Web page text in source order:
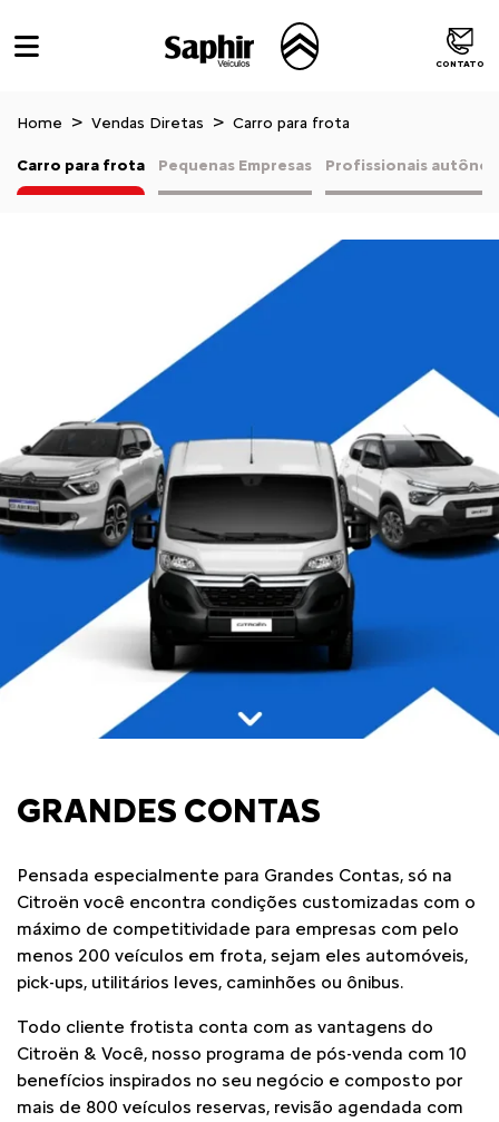
CONTATO
Home Vendas Diretas Carro para frota
Pequenas Empresas Profissionais
Carro para frota
GRANDES CONTAS
Pensada especialmente para Grandes Contas, só na
Citroën você encontra condições customizadas com o
máximo de competitividade para empresas com pelo
menos 200 veículos em frota, sejam eles automóveis,
pick-ups, utilitários leves, caminhões ou ônibus.
Todo cliente frotista conta com as vantagens do
Citroën & Você, nosso programa de pós-venda com 10
benefícios inspirados no seu negócio e composto por
mais de 800 veículos reservas, revisão agendada com